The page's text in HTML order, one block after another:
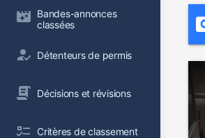
Bandes-annonces
classées
Détenteurs de permis
Décisions et révisions
Critères de classement